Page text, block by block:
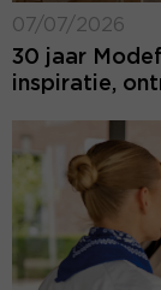
07/07/2026
30 jaar
inspiratie,